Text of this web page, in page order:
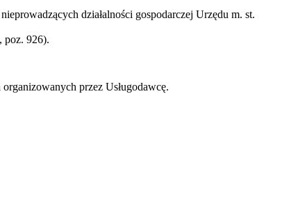
działalności gospodarczej Urzędu m. st.
poz. 926).
przez Usługodawcę.